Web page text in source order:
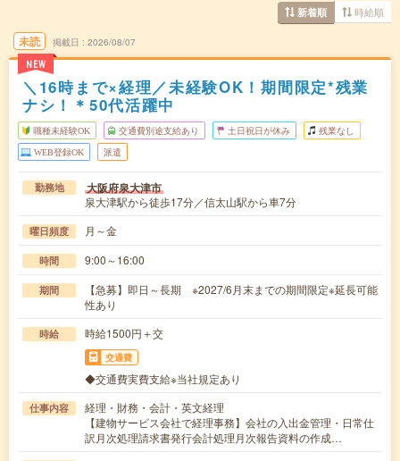
新着順 時給順
未読
NEW
掲載日 2026/08/07
＼16時まで×経理／未経験OK！期間限定*残業
ナシ！＊50代活躍中
職種未経験OK 交通費別途支給あり 土日祝日が休み 残業なし
WEB登録OK 派遣
勤務地 大阪府泉大津市
泉大津駅から徒歩17分／信太山駅から車7分
曜日頻度 月～金
時間 9:00～16:00
期間
【急募】即日～長期 ※2027/6月末までの期間限定※延長可能
性あり
時給 時給1500円＋交
交通費
◆交通費実費支給※当社規定あり
仕事内容
経理・財務・会計・英文経理
【建物サービス会社で経理事務】会社の入出金管理・日常仕
訳月次処理請求書発行会計処理月次報告資料の作成…